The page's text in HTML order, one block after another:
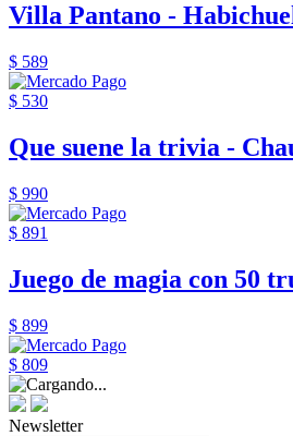
Villa Pantano -
$ 589
$ 530
Que suene la trivia -
$ 990
$ 891
Juego de magia con 50
$ 899
$ 809
Newsletter